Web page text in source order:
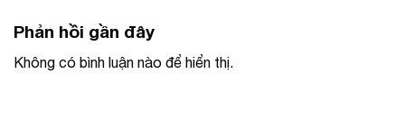
Phản hồi gần đây
Không có bình luận nào để hiển thị.